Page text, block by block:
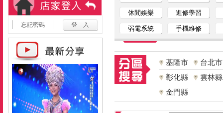
忘記密碼
休閒娛樂 進修學習
弱電系統 手機維修
基隆市
台北市
彰化縣
雲林縣
金門縣